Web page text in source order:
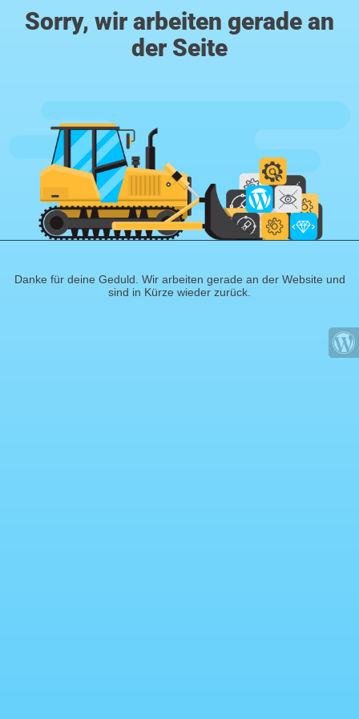
Sorry, wir arbeiten gerade an
der Seite
Danke für deine Geduld. Wir arbeiten gerade an der Website und
sind in Kürze wieder zurück.